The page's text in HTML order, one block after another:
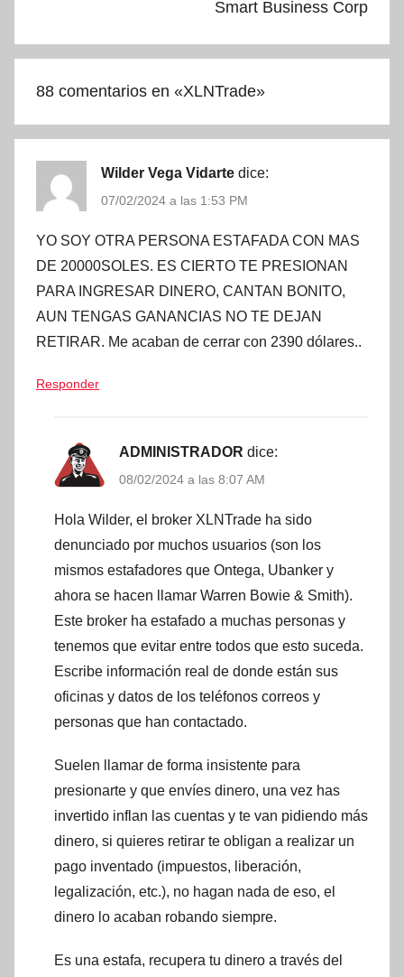
Smart Business Corp
88 comentarios en «XLNTrade»
Wilder Vega Vidarte dice:
07/02/2024 a las 1:53 PM
YO SOY OTRA PERSONA ESTAFADA CON MAS
DE 20000SOLES. ES CIERTO TE PRESIONAN
PARA INGRESAR DINERO, CANTAN BONITO,
AUN TENGAS GANANCIAS NO TE DEJAN
RETIRAR. Me acaban de cerrar con 2390 dólares..
Responder
ADMINISTRADOR dice:
08/02/2024 a las 8:07 AM
Hola Wilder, el broker XLNTrade ha sido
denunciado por muchos usuarios (son los
mismos estafadores que Ontega, Ubanker y
ahora se hacen llamar Warren Bowie & Smith).
Este broker ha estafado a muchas personas y
tenemos que evitar entre todos que esto suceda.
Escribe información real de donde están sus
oficinas y datos de los teléfonos correos y
personas que han contactado.
Suelen llamar de forma insistente para
presionarte y que envíes dinero, una vez has
invertido inflan las cuentas y te van pidiendo más
dinero, si quieres retirar te obligan a realizar un
pago inventado (impuestos, liberación,
legalización, etc.), no hagan nada de eso, el
dinero lo acaban robando siempre.
Es una estafa, recupera tu dinero a través del